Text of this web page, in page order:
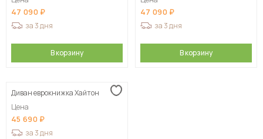
47 090
за 3 дня
В корзину
47 090
за 3 дня
В корзину
Диван еврокнижка Хайтон
Цена
45 690
за 3 дня